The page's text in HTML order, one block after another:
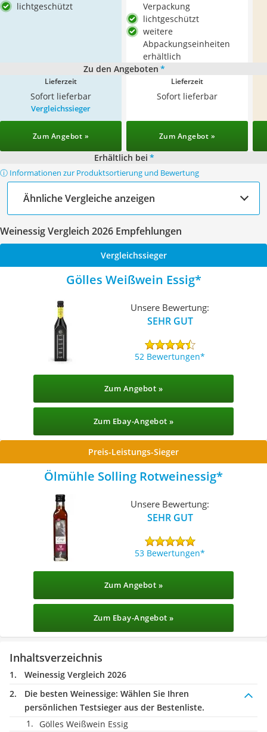
lichtgeschützt
Verpackung
lichtgeschützt
weitere
Abpackungseinheiten
erhältlich
Zu den Angeboten *
Lieferzeit
Sofort lieferbar
Lieferzeit
Sofort lieferbar
Vergleichssieger
Zum Angebot » Zum Angebot »
Erhältlich bei *
ⓘ Informationen zur Produktsortierung und Bewertung
Ähnliche Vergleiche anzeigen
Weinessig Vergleich 2026 Empfehlungen
Vergleichssieger
Gölles Weißwein Essig
Unsere Bewertung:
SEHR GUT
52 Bewertungen
Zum Angebot »
Zum Ebay-Angebot »
Preis-Leistungs-Sieger
Ölmühle Solling Rotweinessig
Unsere Bewertung:
SEHR GUT
53 Bewertungen
Zum Angebot »
Zum Ebay-Angebot »
Inhaltsverzeichnis
Weinessig Vergleich 2026
Die besten Weinessige: Wählen Sie Ihren
persönlichen Testsieger aus der Bestenliste.
Gölles Weißwein Essig